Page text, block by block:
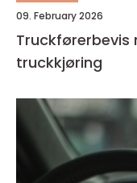
09. February 2026
Truckførerbevis nøkkelen til trygg og effektiv
truckkjøring